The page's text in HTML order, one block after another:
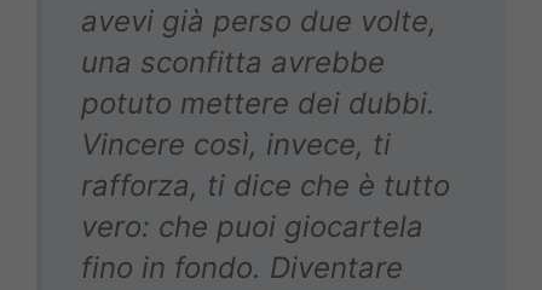
avevi già perso due volte,
una sconfitta avrebbe
potuto mettere dei dubbi.
Vincere così, invece, ti
rafforza, ti dice che è tutto
vero: che puoi giocartela
fino in fondo. Diventare